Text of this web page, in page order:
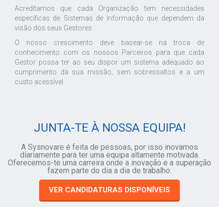
Acreditamos que cada Organização tem necessidades
específicas de Sistemas de Informação que dependem da
visão dos seus Gestores
O nosso crescimento deve basear-se na troca de
conhecimento com os nossos Parceiros para que cada
Gestor possa ter ao seu dispor um sistema adequado ao
cumprimento da sua missão, sem sobressaltos e a um
custo acessível.
JUNTA-TE À NOSSA EQUIPA!
A Sysnovare é feita de pessoas, por isso inovamos
diariamente para ter uma equipa altamente motivada.
Oferecemos-te uma carreira onde a inovação e a superação
fazem parte do dia a dia de trabalho.
VER CANDIDATURAS DISPONÍVEIS